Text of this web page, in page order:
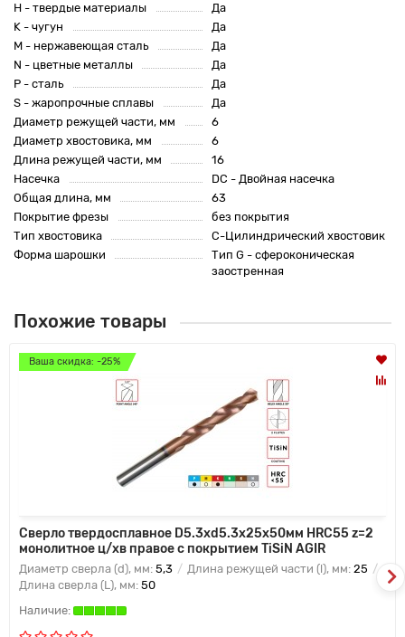
H - твердые материалы
Да
K - чугун
Да
M - нержавеющая сталь
Да
N - цветные металлы
Да
P - сталь
Да
S - жаропрочные сплавы
Да
Диаметр режущей части, мм
6
Диаметр хвостовика, мм
6
Длина режущей части, мм
16
Насечка
DC - Двойная насечка
Общая длина, мм
63
Покрытие фрезы
без покрытия
Тип хвостовика
C-Цилиндрический хвостовик
Форма шарошки
Тип G - сфероконическая
заостренная
Похожие товары
Ваша скидка: -25%
Сверло твердосплавное D5.3хd5.3х25х50мм HRC55 z=2
монолитное ц/хв правое с покрытием TiSiN AGIR
Диаметр сверла (d), мм: 5,3 Длина режущей части (l), мм: 25
Длина сверла (L), мм: 50